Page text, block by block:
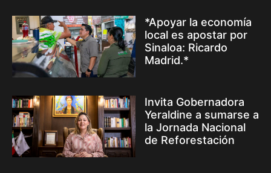
*Apoyar la economía
local es apostar por
Sinaloa: Ricardo
Madrid.*
Invita Gobernadora
Yeraldine a sumarse a
la Jornada Nacional
de Reforestación